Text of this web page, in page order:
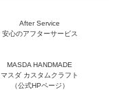
After Service
安心のアフターサービス
MASDA HANDMADE
マスダ カスタムクラフト
（公式HPページ）